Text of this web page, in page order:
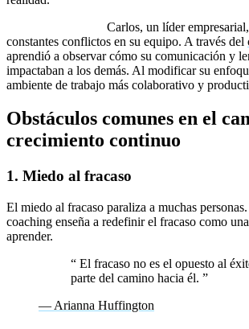
Carlos, un líder
constantes conflictos en su equipo. A través del
aprendió a observar cómo su comunicación y
impactaban a los demás. Al modificar su
ambiente de trabajo más colaborativo y
Obstáculos comunes en el
crecimiento continuo
1. Miedo al fracaso
El miedo al fracaso paraliza a muchas
coaching enseña a redefinir el fracaso como
aprender.
“ El fracaso no es el opuesto al
parte del camino hacia él. ”
— Arianna Huffington